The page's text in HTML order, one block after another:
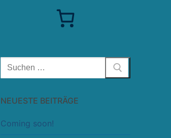
Suchen
nach:
NEUESTE BEITRÄGE
Coming soon!